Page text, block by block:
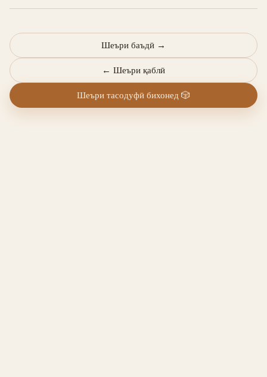
← Шеъри қаблӣ
Шеъри баъдӣ →
Шеъри тасодуфӣ бихонед 🎲